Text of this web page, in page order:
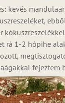
kevés
rá 1-2 hópihe
fejeztem